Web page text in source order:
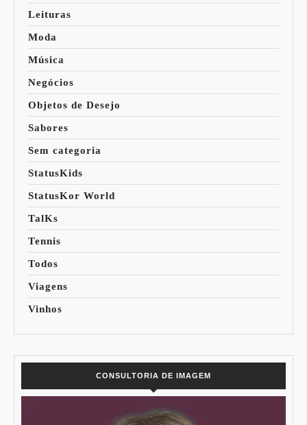
Leituras
Moda
Música
Negócios
Objetos de Desejo
Sabores
Sem categoria
StatusKids
StatusKor World
TalKs
Tennis
Todos
Viagens
Vinhos
CONSULTORIA DE IMAGEM